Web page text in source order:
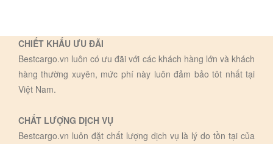
CHIẾT KHẤU ƯU ĐÃI
Bestcargo.vn luôn có ưu đãi với các khách hàng lớn và khách
hàng thường xuyên, mức phí này luôn đảm bảo tôt nhất tại
Việt Nam.
CHẤT LƯỢNG DỊCH VỤ
Bestcargo.vn luôn đặt chất lượng dịch vụ là lý do tồn tại của